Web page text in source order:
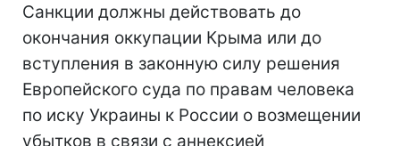
Санкции должны действовать до
окончания оккупации Крыма или до
вступления в законную силу решения
Европейского суда по правам человека
по иску Украины к России о возмещении
убытков в связи с аннексией